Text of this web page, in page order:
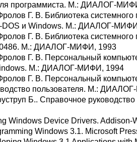
программиста. М.: ДИАЛОГ-
Г. В. Библиотека
DOS и Windows. М.: ДИАЛОГ-
Г. В. Библиотека
М.: ДИАЛОГ-МИФИ, 1993
Г. В. Персональный
М.: ДИАЛОГ-МИФИ, 1994
Г. В. Персональный
пользователя. М.:
Б.. Справочное
Windows Device Drivers.
Windows 3.1. Microsoft